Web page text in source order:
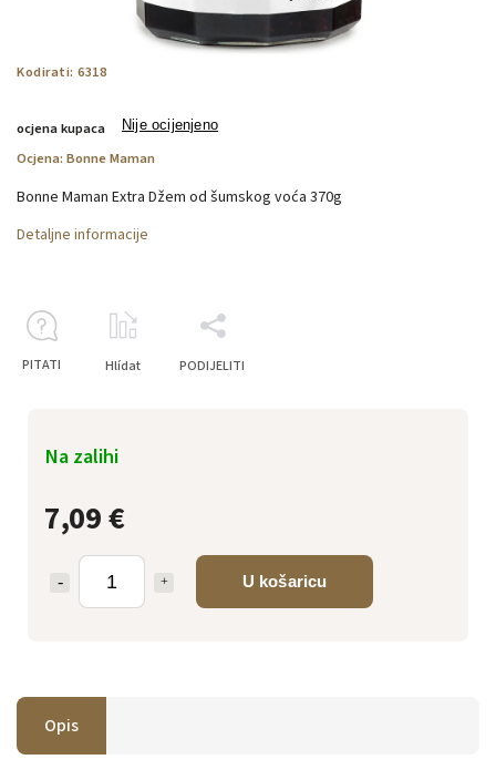
Kodirati: 6318
ocjena kupaca Nije ocijenjeno
Ocjena: Bonne Maman
7,09 €
U košaricu
Na zalihi
Bonne Maman Extra Džem od šumskog voća 370g
Detaljne informacije
PITATI Hlídat PODIJELITI
Opis